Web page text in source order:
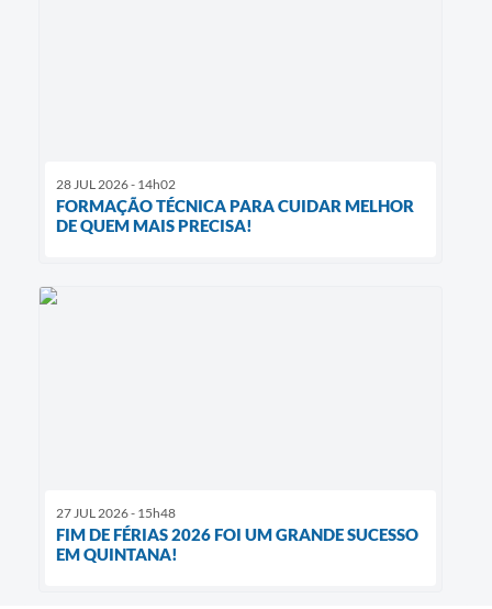
28 JUL 2026 - 14h02
FORMAÇÃO TÉCNICA PARA CUIDAR MELHOR
DE QUEM MAIS PRECISA!
27 JUL 2026 - 15h48
FIM DE FÉRIAS 2026 FOI UM GRANDE SUCESSO
EM QUINTANA!